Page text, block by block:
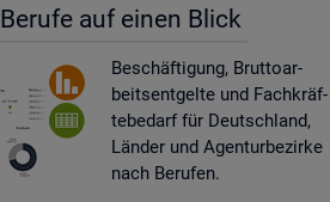
Be­ru­fe auf einen Blick
Be­schäf­ti­gung, Brut­to­ar­
beits­ent­gel­te und Fach­kräf­
te­be­darf für Deutsch­land,
Län­der und Agen­tur­be­zir­ke
nach Be­ru­fen.